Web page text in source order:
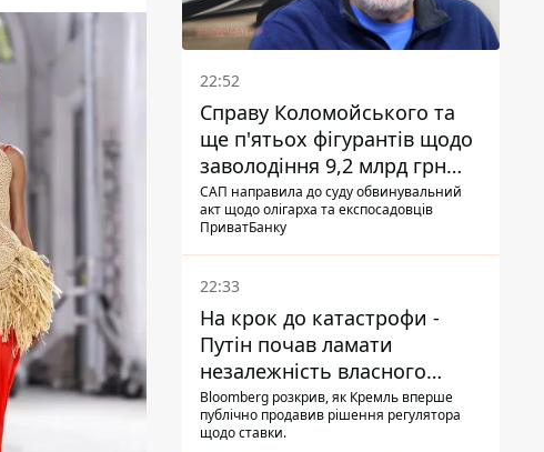
22:52
Справу Коломойського та
ще п'ятьох фігурантів щодо
заволодіння 9,2 млрд грн
ПриватБанку скерували до
суду
САП направила до суду обвинувальний
акт щодо олігарха та експосадовців
ПриватБанку
22:33
На крок до катастрофи -
Путін почав ламати
незалежність власного
Центробанку, змусивши
знизити базову ставку
Bloomberg розкрив, як Кремль вперше
публічно продавив рішення регулятора
щодо ставки.